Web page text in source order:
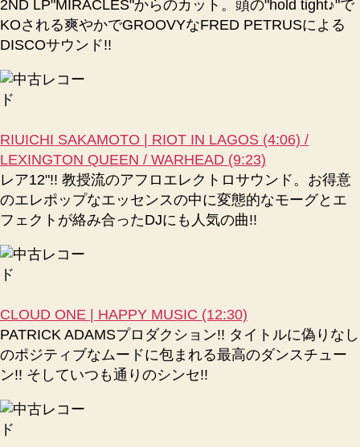
2ND LP"MIRACLES"からのカット。頭の"hold tight♪"で
KOされる爽やかでGROOVYなFRED PETRUSによる
DISCOサウンド!!
RIUICHI SAKAMOTO | RIOT IN LAGOS (4:06) /
LEXINGTON QUEEN / WARHEAD (9:23)
レア12"!! 教授流のアフロエレクトロサウンド。お得意
のエレポップなエッセンスの中に変態的なモーグとエ
フェクトが絡み合ったDJにも人気の曲!!
CLOUD ONE | HAPPY MUSIC (12:30)
PATRICK ADAMSプロダクション!! タイトルに偽りなし
のポジティブなムードに包まれる最高のダンスチュー
ン!! そしていつも通りのシンセ!!